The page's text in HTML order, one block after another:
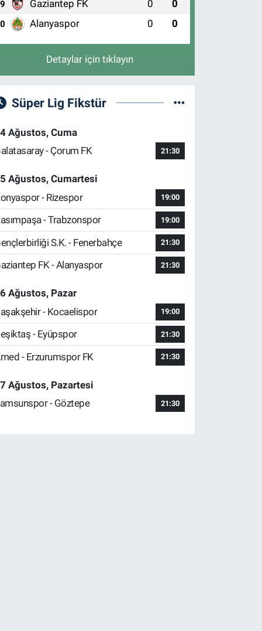
9 Gaziantep FK 0 0
Alanyaspor 0 0
Detaylar için tıklayın
Süper Lig Fikstür
Ağustos, Cuma
- Çorum FK
21:30
Ağustos, Cumartesi
- Rizespor
19:00
- Trabzonspor 19:00
S.K. - Fenerbahçe 21:30
FK - Alanyaspor 21:30
Ağustos, Pazar
- Kocaelispor
19:00
- Eyüpspor 21:30
- Erzurumspor FK 21:30
Ağustos, Pazartesi
- Göztepe
21:30